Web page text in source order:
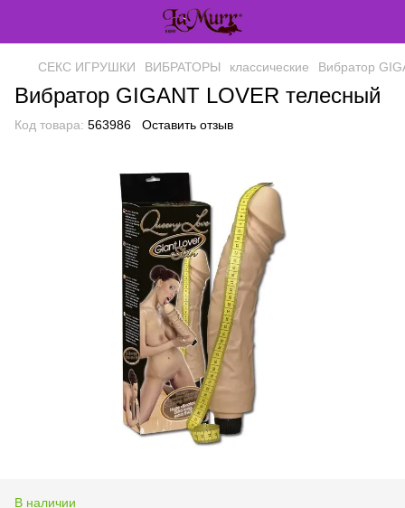
СЕКС ИГРУШКИ ВИБРАТОРЫ классические Вибратор
Вибратор GIGANT LOVER телесный
Код товара: 563986 Оставить отзыв
В наличии